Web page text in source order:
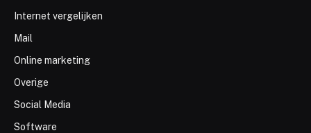
Internet vergelijken
Mail
Online marketing
Overige
Social Media
Software